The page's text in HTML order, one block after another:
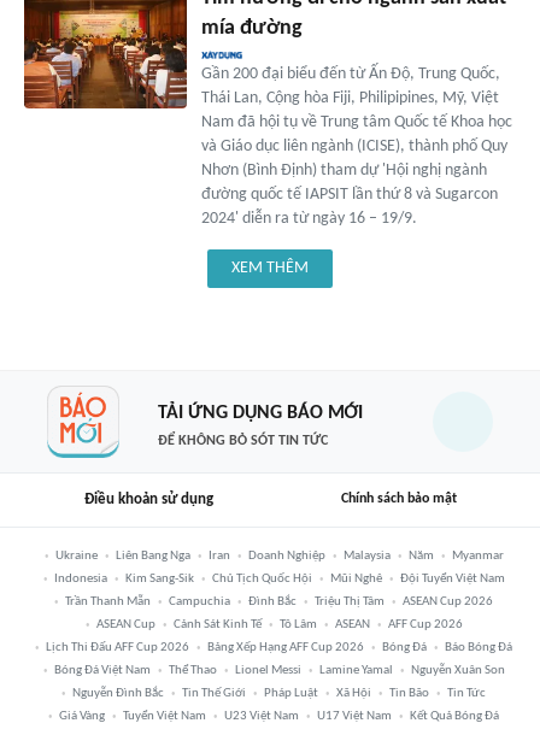
mía đường
Gần 200 đại biểu đến từ Ấn Độ, Trung Quốc,
Thái Lan, Cộng hòa Fiji, Philipipines, Mỹ, Việt
Nam đã hội tụ về Trung tâm Quốc tế Khoa học
và Giáo dục liên ngành (ICISE), thành phố Quy
Nhơn (Bình Định) tham dự 'Hội nghị ngành
đường quốc tế IAPSIT lần thứ 8 và Sugarcon
2024' diễn ra từ ngày 16 – 19/9.
XEM THÊM
TẢI ỨNG DỤNG BÁO MỚI
ĐỂ KHÔNG BỎ SÓT TIN TỨC
Điều khoản sử dụng Chính sách bảo mật
Ukraine Liên Bang Nga Iran Doanh Nghiệp Malaysia Năm
Myanmar
Indonesia
Kim Sang-Sik Chủ Tịch Quốc Hội Mũi Nghê
Đội Tuyển Việt Nam
Trần Thanh Mẫn
Campuchia Đình Bắc Triệu Thị Tâm
ASEAN Cup 2026
ASEAN Cup
Cảnh Sát Kinh Tế Tô Lâm ASEAN
AFF Cup 2026
Lịch Thi Đấu AFF Cup 2026
Bảng Xếp Hạng AFF Cup 2026 Bóng Đá
Báo Bóng Đá
Bóng Đá Việt Nam
Thể Thao Lionel Messi Lamine Yamal
Nguyễn Xuân Son
Nguyễn Đình Bắc
Tin Thế Giới Pháp Luật Xã Hội Tin Bão
Tin Tức
Giá Vàng
Tuyển Việt Nam U23 Việt Nam U17 Việt Nam Kết Quả Bóng Đá